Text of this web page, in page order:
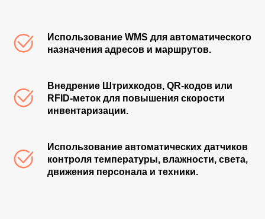
Использование WMS для автоматического
назначения адресов и маршрутов.
Внедрение Штрихкодов, QR‑кодов или
RFID-меток для повышения скорости
инвентаризации.
Использование автоматических датчиков
контроля температуры, влажности, света,
движения персонала и техники.